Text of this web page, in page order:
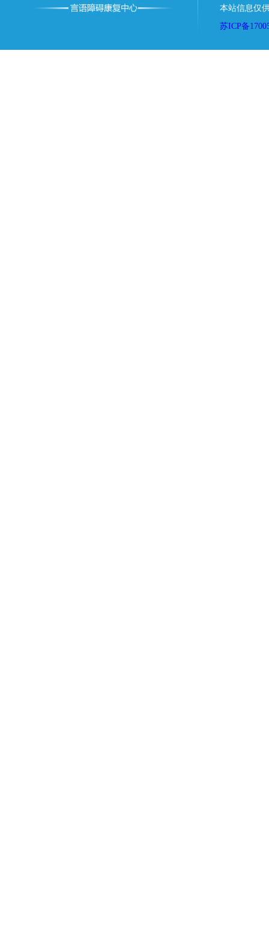
本站信息仅
苏ICP备